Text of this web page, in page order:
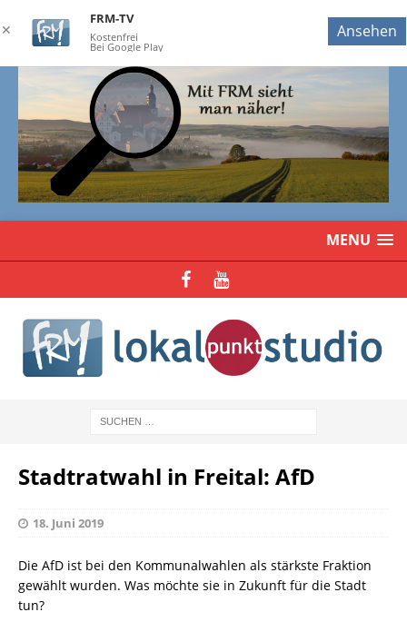
MENU
Stadtratwahl in Freital: AfD
18. Juni 2019
Die AfD ist bei den Kommunalwahlen als stärkste Fraktion
gewählt wurden. Was möchte sie in Zukunft für die Stadt
tun?
✕
FRM-TV
Kostenfrei
Bei Google Play
Ansehen